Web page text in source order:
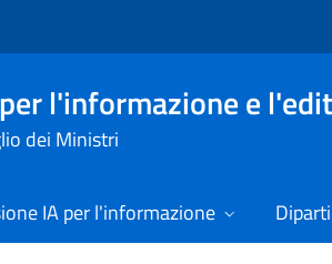
l'informazione e
dei Ministri
IA per l'informazione